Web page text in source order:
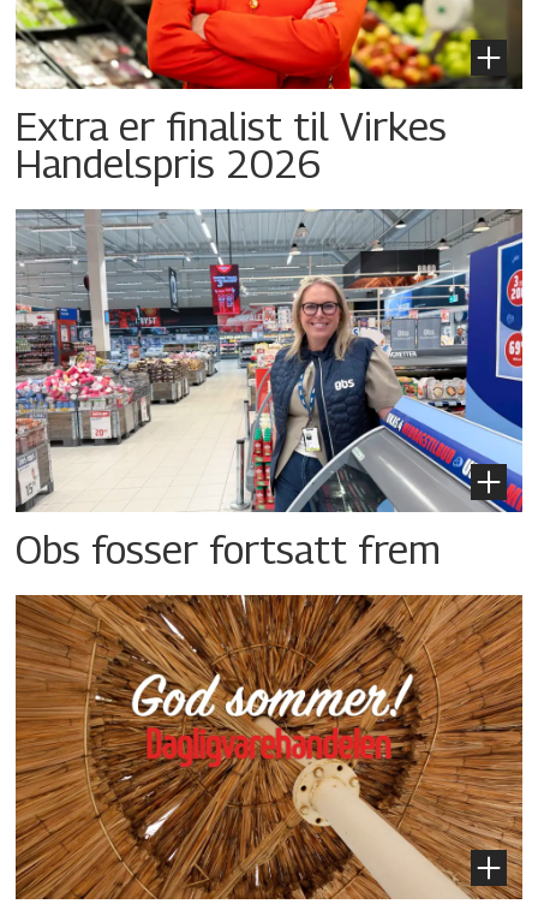
Extra er finalist til Virkes
Handelspris 2026
Obs fosser fortsatt frem